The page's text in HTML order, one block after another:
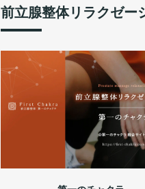
前立腺整体リラクゼー